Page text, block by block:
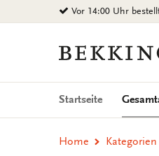
zum
Vor 14:00 Uhr
Bekking
Blitz
Uitgevers
Startseite
Home Kategorien